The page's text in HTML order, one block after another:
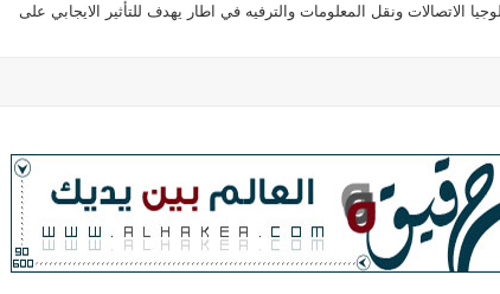
الاتصالات ونقل المعلومات والترفيه في اطار يهدف للتأثير الايجابي على